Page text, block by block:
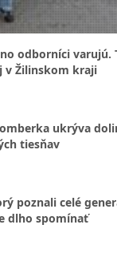
odborníci varujú.
v Žilinskom kraji
ukrýva
tiesňav
poznali celé
dlho spomínať